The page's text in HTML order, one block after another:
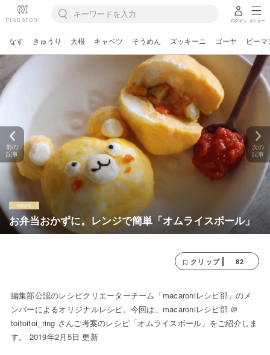
ログイン メニュー
なす きゅうり 大根 キャベツ そうめん ズッキーニ ゴーヤ ピーマ
お弁当おかずに。レンジで簡単「オムライスボール」
前の
記事
次の
記事
クリップ 82
編集部公認のレシピクリエーターチーム「macaroniレシピ部」のメ
ンバーによるオリジナルレシピ。今回は、macaroniレシピ部 ＠
toitoitoi_ring さんご考案のレシピ「オムライスボール」をご紹介しま
す。 2019年2月5日 更新